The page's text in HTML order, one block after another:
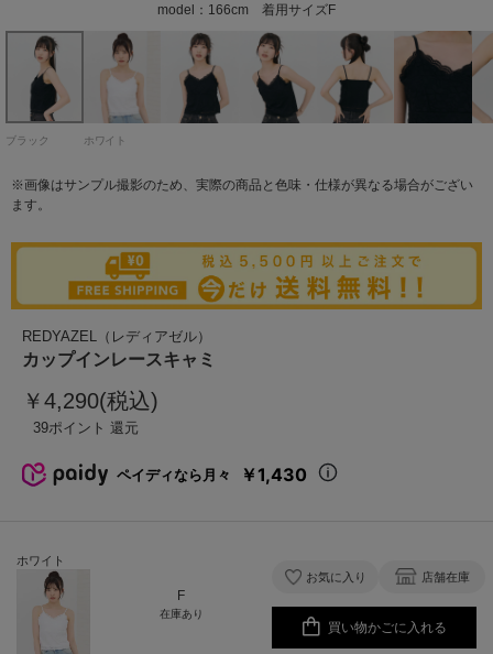
model：166cm 着用サイズF
model：166cm 着用サイズF
ブラック ホワイト
※画像はサンプル撮影のため、実際の商品と色味・仕様が異なる場合がござい
ます。
REDYAZEL（レディアゼル）
カップインレースキャミ
￥4,290(税込)
39
ホワイト
F
在庫あり
お気に入り 店舗在庫
買い物かごに入れる
ペイディなら月々 ￥1,430